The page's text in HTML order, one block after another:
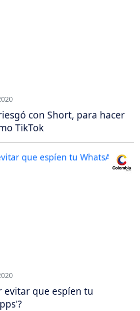
con Short, para hacer
TikTok
evitar que espíen tu